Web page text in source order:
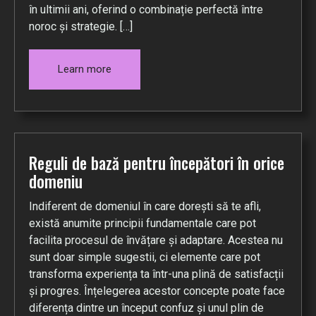
în ultimii ani, oferind o combinație perfectă între
noroc și strategie. […]
Learn more
Reguli de bază pentru începători în orice
domeniu
Indiferent de domeniul în care dorești să te afli,
există anumite principii fundamentale care pot
facilita procesul de învățare și adaptare. Acestea nu
sunt doar simple sugestii, ci elemente care pot
transforma experiența ta într-una plină de satisfacții
și progres. Înțelegerea acestor concepte poate face
diferența dintre un început confuz și unul plin de